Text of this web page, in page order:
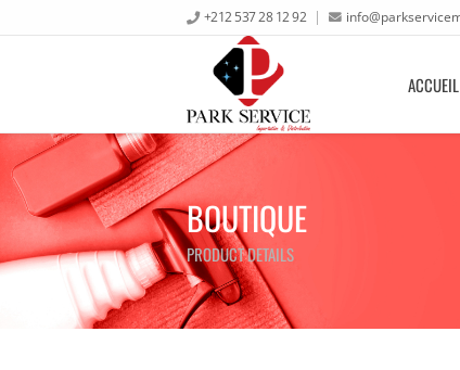
+212 537 28 12 92
ACCUEIL
BOUTIQUE
PRODUCT DETAILS